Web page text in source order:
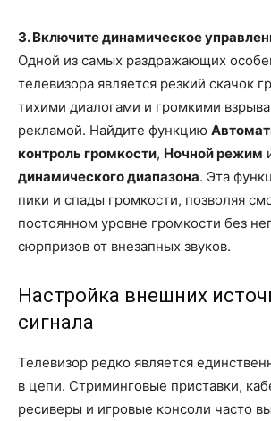
3. Включите динамическое
Одной из самых раздражающих
телевизора является резкий скачок
тихими диалогами и громкими
рекламой. Найдите функцию
контроль громкости, Ночной режим
динамического диапазона. Эта
пики и спады громкости, позволяя
постоянном уровне громкости без
сюрпризов от внезапных звуков.
Настройка внешних
сигнала
Телевизор редко является
в цепи. Стриминговые приставки,
ресиверы и игровые консоли часто